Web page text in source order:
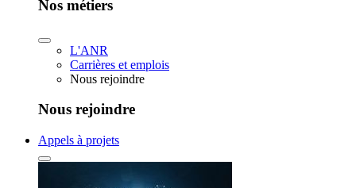
Nos métiers
L'ANR
Carrières et emplois
Nous rejoindre
Nous rejoindre
Appels à projets